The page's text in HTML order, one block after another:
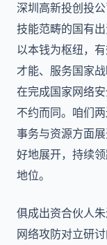
深圳高新投创投
技能范畴的国有
以本钱为枢纽，
才能、服务国家
在完成国家网络
不约而同。咱们
事务与资源方面
好地展开，持续
地位。
俱成出资合伙人
网络攻防对立研